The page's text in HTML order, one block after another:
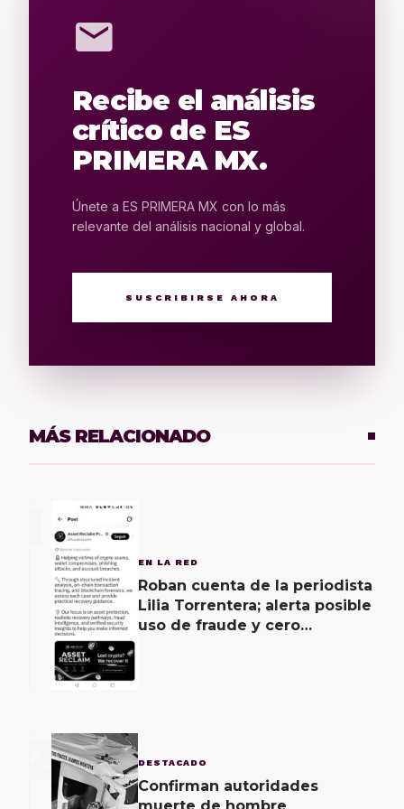
mail
Recibe el análisis
crítico de ES
PRIMERA MX.
Únete a ES PRIMERA MX con lo más
relevante del análisis nacional y global.
SUSCRIBIRSE AHORA
MÁS RELACIONADO
EN LA RED
Roban cuenta de la periodista
Lilia Torrentera; alerta posible
uso de fraude y cero
2 DESTACADO
Confirman autoridades